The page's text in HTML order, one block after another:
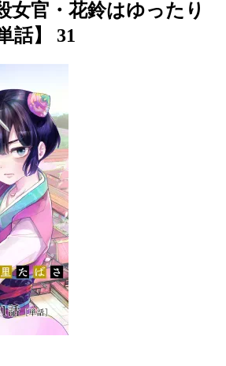
女官・花鈴はゆったり
話】 31